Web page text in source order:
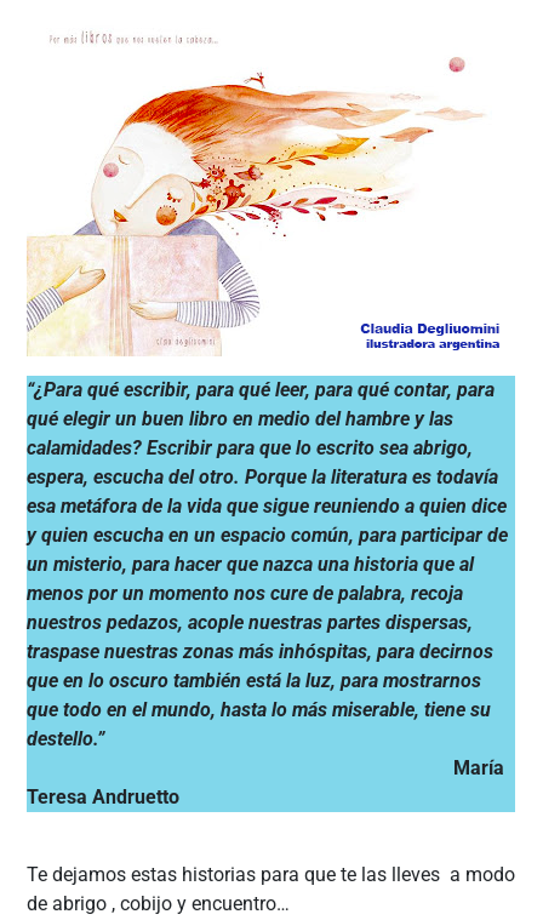
“¿Para qué escribir, para qué leer, para qué contar, para
qué elegir un buen libro en medio del hambre y las
calamidades? Escribir para que lo escrito sea abrigo,
espera, escucha del otro. Porque la literatura es todavía
esa metáfora de la vida que sigue reuniendo a quien dice
y quien escucha en un espacio común, para participar de
un misterio, para hacer que nazca una historia que al
menos por un momento nos cure de palabra, recoja
nuestros pedazos, acople nuestras partes dispersas,
traspase nuestras zonas más inhóspitas, para decirnos
que en lo oscuro también está la luz, para mostrarnos
que todo en el mundo, hasta lo más miserable, tiene su
destello.”
María
Teresa Andruetto
Te dejamos estas historias para que te las lleves a modo
de abrigo , cobijo y encuentro…